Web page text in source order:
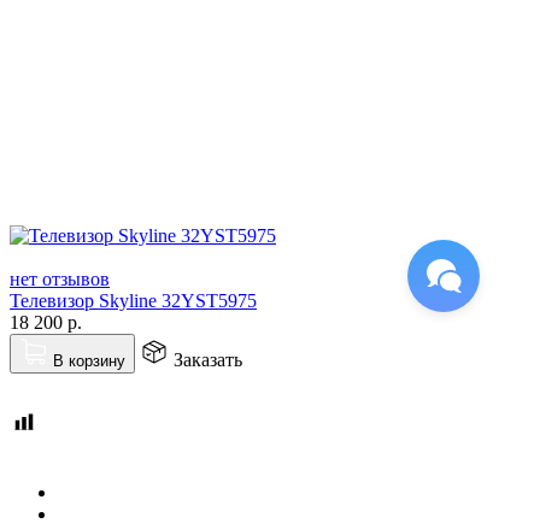
нет отзывов
Телевизор Skyline 32YST5975
18 200 р.
В корзину Заказать